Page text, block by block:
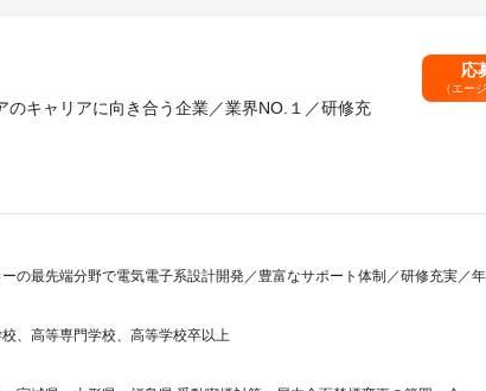
のキャリアに向き合う企業／業界NO.１／研修充
応
（エー
の最先端分野で電気電子系設計開発／豊富なサポート体制／研修充実／
、高等専門学校、高等学校卒以上